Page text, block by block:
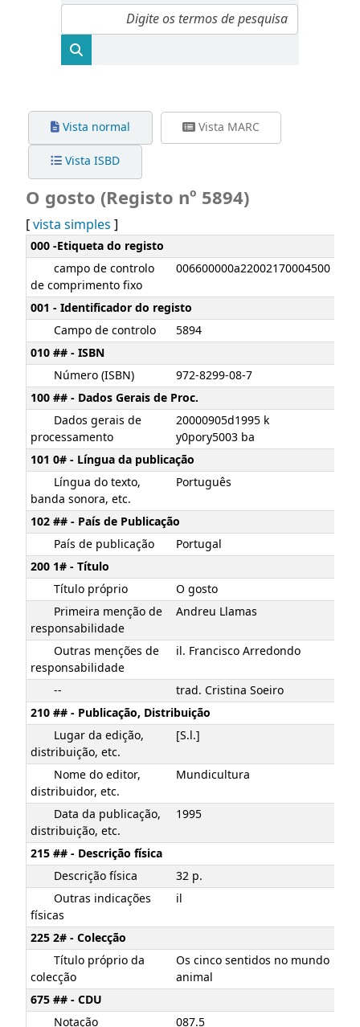
Vista normal Vista MARC
Vista ISBD
O gosto (Registo nº 5894)
[vista simples ]
Detalhes MARC
000 -Etiqueta do registo
campo de controlo
de comprimento fixo
006600000a22002170004500
001 - Identificador do registo
Campo de controlo
5894
010 ## - ISBN
Número (ISBN)
972-8299-08-7
100 ## - Dados Gerais de Proc.
Dados gerais de
processamento
20000905d1995 k
y0pory5003 ba
101 0# - Língua da publicação
Língua do texto,
banda sonora, etc.
Português
102 ## - País de Publicação
País de publicação
Portugal
200 1# - Título
Título próprio
O gosto
Primeira menção de
responsabilidade
Andreu Llamas
Outras menções de
responsabilidade
il. Francisco Arredondo
--
trad. Cristina Soeiro
210 ## - Publicação, Distribuição
Lugar da edição,
distribuição, etc.
[S.l.]
Nome do editor,
distribuidor, etc.
Mundicultura
Data da publicação,
distribuição, etc.
1995
215 ## - Descrição física
Descrição física
32 p.
Outras indicações
físicas
il
225 2# - Colecção
Título próprio da
colecção
Os cinco sentidos no mundo
animal
675 ## - CDU
Notação
087.5